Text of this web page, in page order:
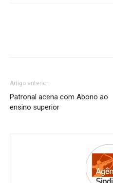
Artigo anterior
Patronal acena com Abono ao
ensino superior